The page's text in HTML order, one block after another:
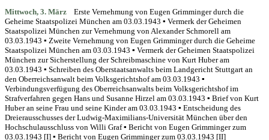
Mittwoch, 3. März
Erste Vernehmung von Eugen Grimminger durch die
Geheime Staatspolizei München am 03.03.1943 ▪ Vermerk der Geheimen
Staatspolizei München zur Vernehmung von Alexander Schmorell am
03.03.1943 ▪ Zweite Vernehmung von Eugen Grimminger durch die Geheime
Staatspolizei München am 03.03.1943 ▪ Vermerk der Geheimen Staatspolizei
München zur Sicherstellung der Schreibmaschine von Kurt Huber am
03.03.1943 ▪ Schreiben des Oberstaatsanwalts beim Landgericht Stuttgart an
den Oberreichsanwalt beim Volksgerichtshof am 03.03.1943 ▪
Verbindungsverfügung des Oberreichsanwalts beim Volksgerichtshof im
Strafverfahren gegen Hans und Susanne Hirzel am 03.03.1943 ▪ Brief von Kurt
Huber an seine Frau und seine Kinder am 03.03.1943 ▪ Entscheidung des
Dreierausschusses der Ludwig-Maximilians-Universität München über den
Hochschulausschluss von Willi Graf ▪ Bericht von Eugen Grimminger zum
03.03.1943 [I] ▪ Bericht von Eugen Grimminger zum 03.03.1943 [II]